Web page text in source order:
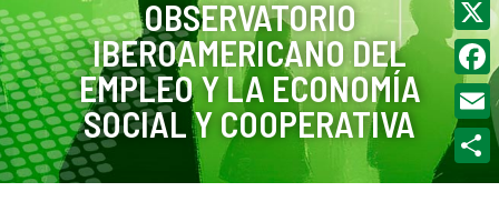
OBSERVATORIO
IBEROAMERICANO DEL
EMPLEO Y LA ECONOMÍA
SOCIAL Y COOPERATIVA
X
Email